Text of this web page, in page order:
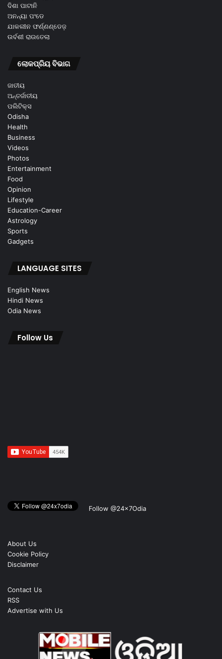
ଦିଶା ପାଟାନି
ଅନନ୍ୟା ପଂଡେ
ଯାକଲୀନ ଫର୍ଣ୍ଣଣ୍ଡେଜ଼
ଉର୍ବଶୀ ରାଉତେଲା
ଲୋକପ୍ରିୟ ବିଭାଗ
ଜାତୀୟ
ଅନ୍ତର୍ଜାତୀୟ
ପଲିଟିକ୍ସ
Odisha
Health
Business
Videos
Photos
Entertainment
Food
Opinion
Lifestyle
Education-Career
Astrology
Sports
Gadgets
LANGUAGE SITES
English News
Hindi News
Odia News
Follow Us
Follow @24x7Odia
About Us
Cookie Policy
Disclaimer
Contact Us
RSS
Advertise with Us